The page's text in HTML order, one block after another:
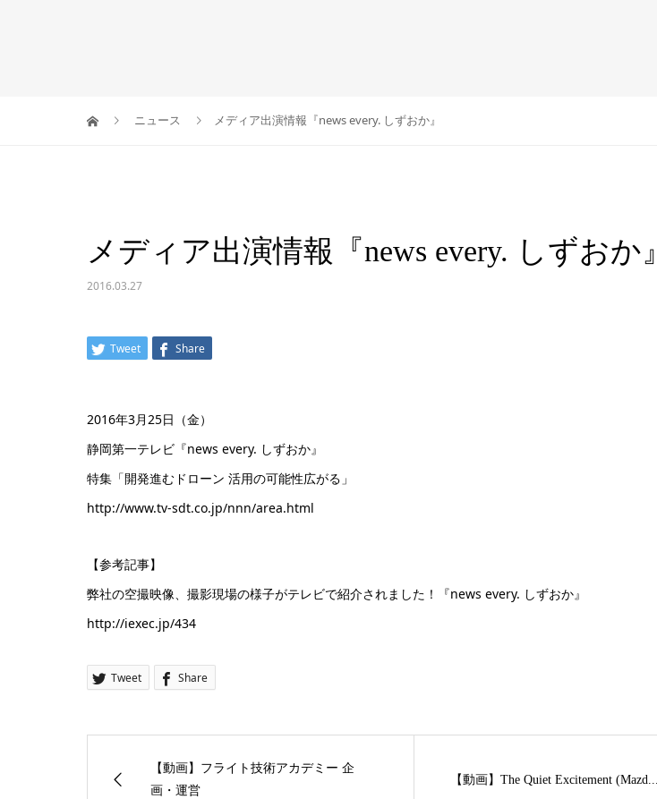
ニュース メディア出演情報『news every. しずおか』
メディア出演情報『news every. しずおか』
2016.03.27
Tweet Share
2016年3月25日（金）
静岡第一テレビ『news every. しずおか』
特集「開発進むドローン 活用の可能性広がる」
http://www.tv-sdt.co.jp/nnn/area.html
【参考記事】
弊社の空撮映像、撮影現場の様子がテレビで紹介されました！『news every. しずおか』
http://iexec.jp/434
Tweet Share
【動画】フライト技術アカデミー 企
画・運営
【動画】The Quiet Excitement (Mazd...